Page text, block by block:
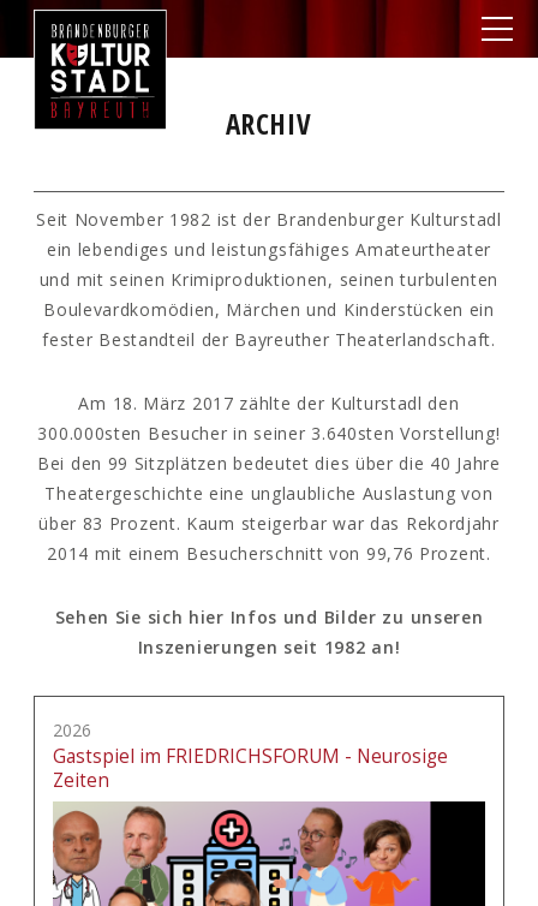
ARCHIV
Seit November 1982 ist der Brandenburger Kulturstadl
ein lebendiges und leistungsfähiges Amateurtheater
und mit seinen Krimiproduktionen, seinen turbulenten
Boulevardkomödien, Märchen und Kinderstücken ein
fester Bestandteil der Bayreuther Theaterlandschaft.
Am 18. März 2017 zählte der Kulturstadl den
300.000sten Besucher in seiner 3.640sten Vorstellung!
Bei den 99 Sitzplätzen bedeutet dies über die 40 Jahre
Theatergeschichte eine unglaubliche Auslastung von
über 83 Prozent. Kaum steigerbar war das Rekordjahr
2014 mit einem Besucherschnitt von 99,76 Prozent.
Sehen Sie sich hier Infos und Bilder zu unseren
Inszenierungen seit 1982 an!
2026
Gastspiel im FRIEDRICHSFORUM - Neurosige
Zeiten